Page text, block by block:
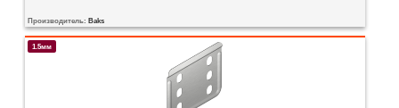
Производитель: Baks
1.5мм